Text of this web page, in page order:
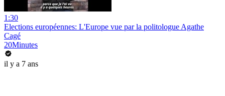
1:30
Elections européennes: L'Europe vue par la politologue Agathe
Cagé
20Minutes
il y a 7 ans